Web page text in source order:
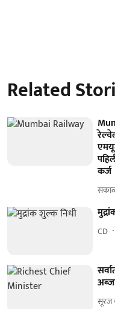
Related
कर्ज
CD
सूरज